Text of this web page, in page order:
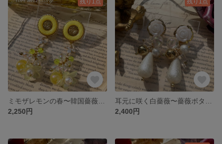
2,250円
2,400円